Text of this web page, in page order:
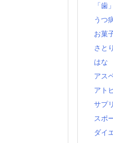
「
うつ
お菓
さと
はな
アス
アト
サプ
スポ
ダイ